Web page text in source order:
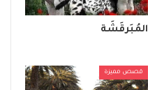
المُبَرقَشَة
قصص مميزة